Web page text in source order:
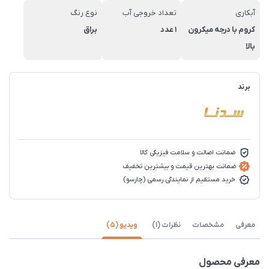
آبکاری
کروم با درجه میکرون
بالا
تعداد خروجی آب
1 عدد
نوع رنگ
براق
برند
ضمانت اصالت و سلامت فیزیکی کالا
ضمانت بهترین قیمت و بیشترین تخفیف
خرید مستقیم از نمایندگی رسمی (چارسو)
معرفی مشخصات نظرات (1) ویدیو (5)
معرفی محصول